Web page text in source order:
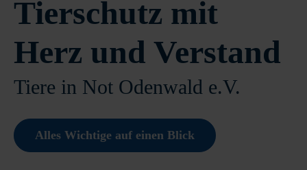
Tierschutz mit
Herz und Verstand
Tiere in Not Odenwald e.V.
Alles Wichtige auf einen Blick